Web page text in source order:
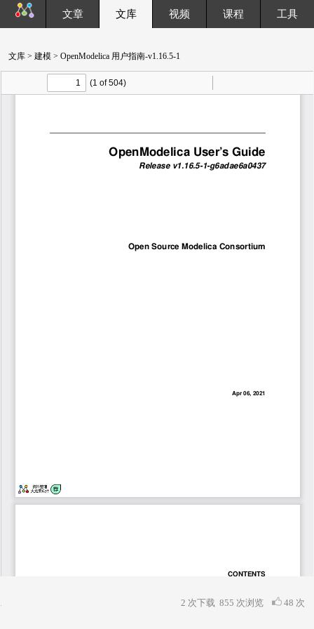
文章 文库 视频 课程 工具
文库 > 建模 > OpenModelica 用户指南-v1.16.5-1
2 次下载 855 次浏览 48 次